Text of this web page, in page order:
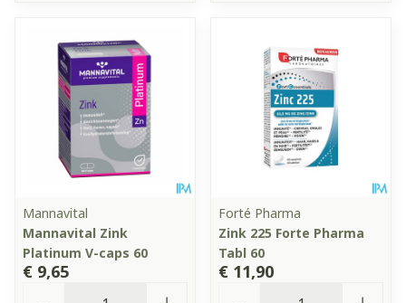
Mannavital
Mannavital Zink
Platinum V-caps 60
€ 9,65
Forté Pharma
Zink 225 Forte Pharma
Tabl 60
€ 11,90